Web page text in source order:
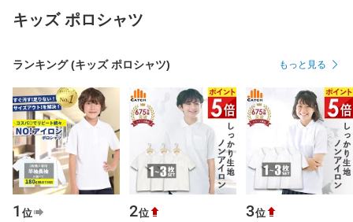
キッズ ポロシャツ
ランキング (キッズ ポロシャツ) もっと見る
1 位 2位 3位